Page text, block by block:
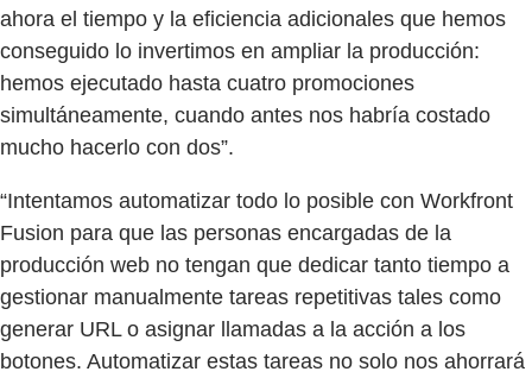
ahora el tiempo y la eficiencia adicionales que hemos
conseguido lo invertimos en ampliar la producción:
hemos ejecutado hasta cuatro promociones
simultáneamente, cuando antes nos habría costado
mucho hacerlo con dos”.
“Intentamos automatizar todo lo posible con Workfront
Fusion para que las personas encargadas de la
producción web no tengan que dedicar tanto tiempo a
gestionar manualmente tareas repetitivas tales como
generar URL o asignar llamadas a la acción a los
botones. Automatizar estas tareas no solo nos ahorrará